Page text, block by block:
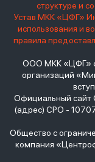
структуре и
Устав МКК «ЦФГ»
использования и
правила
ООО МКК «ЦФГ»
организаций
Официальный сайт
(адрес) СРО -
Общество с
компания